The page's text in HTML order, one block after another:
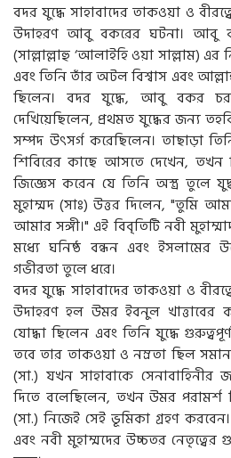
বদর যুদ্ধে সাহাবাদের তাকওয়া ও
উদাহরণ আবু বকরের ঘটনা। আবু
(সাল্লাল্লাহু ‘আলাইহি ওয়া সাল্লাম)
এবং তিনি তাঁর অটল বিশ্বাস এবং
ছিলেন। বদর যুদ্ধে, আবু বকর
দেখিয়েছিলেন, প্রথমত যুদ্ধের জন্য
সম্পদ উৎসর্গ করেছিলেন। তাছাড়া
শিবিরের কাছে আসতে দেখেন, তখন
জিজ্ঞেস করেন যে তিনি অস্ত্র তুলে
মুহাম্মদ (সাঃ) উত্তর দিলেন, "তুমি
আমার সঙ্গী।" এই বিবৃতিটি নবী
মধ্যে ঘনিষ্ঠ বন্ধন এবং ইসলামের
গভীরতা তুলে ধরে।
বদর যুদ্ধে সাহাবাদের তাকওয়া ও
উদাহরণ হল উমর ইবনুল খাত্তাবের
যোদ্ধা ছিলেন এবং তিনি যুদ্ধে
তবে তার তাকওয়া ও নম্রতা ছিল
(সা.) যখন সাহাবাকে
দিতে বলেছিলেন, তখন উমর পরামর্শ
(সা.) নিজেই সেই ভূমিকা গ্রহণ
এবং নবী মুহাম্মদের উচ্চতর নেতৃত্বের